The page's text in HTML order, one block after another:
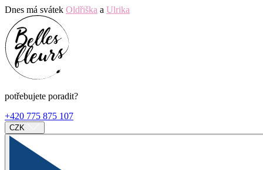
Dnes má svátek Oldřiška a Ulrika
potřebujete poradit?
+420 775 875 107
CZK